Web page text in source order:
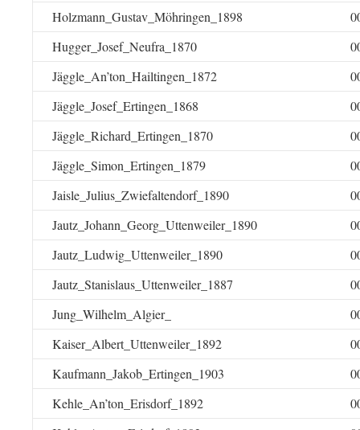
Holzmann_Gustav_Möhringen_1898
Hugger_Josef_Neufra_1870
Jäggle_An’ton_Hailtingen_1872
Jäggle_Josef_Ertingen_1868
Jäggle_Richard_Ertingen_1870
Jäggle_Simon_Ertingen_1879
Jaisle_Julius_Zwiefaltendorf_1890
Jautz_Johann_Georg_Uttenweiler_1890
Jautz_Ludwig_Uttenweiler_1890
Jautz_Stanislaus_Uttenweiler_1887
Jung_Wilhelm_Algier_
Kaiser_Albert_Uttenweiler_1892
Kaufmann_Jakob_Ertingen_1903
Kehle_An’ton_Erisdorf_1892